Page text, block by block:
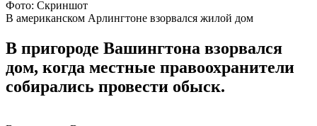
Фото: Скриншот
В американском Арлингтоне взорвался жилой дом
В пригороде Вашингтона взорвался
дом, когда местные правоохранители
собирались провести обыск.